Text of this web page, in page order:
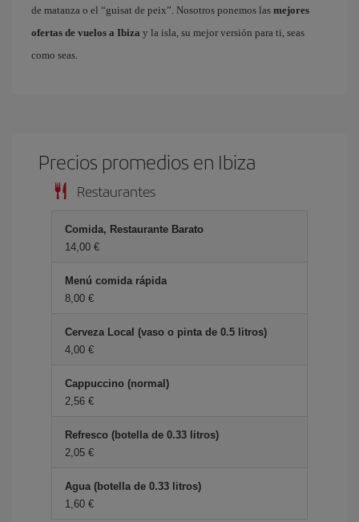
de matanza o el “guisat de peix”. Nosotros ponemos las mejores
ofertas de vuelos a Ibiza y la isla, su mejor versión para ti, seas
como seas.
Precios promedios en Ibiza
Restaurantes
Comida, Restaurante Barato
14,00 €
Menú comida rápida
8,00 €
Cerveza Local (vaso o pinta de 0.5 litros)
4,00 €
Cappuccino (normal)
2,56 €
Refresco (botella de 0.33 litros)
2,05 €
Agua (botella de 0.33 litros)
1,60 €